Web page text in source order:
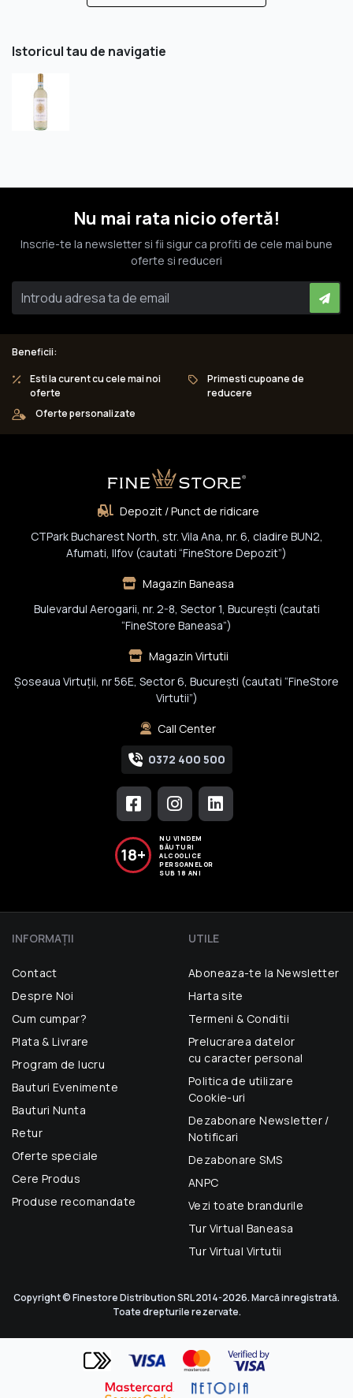
Istoricul tau de navigatie
Nu mai rata nicio ofertă!
Inscrie-te la newsletter si fii sigur ca profiti de cele mai bune
oferte si reduceri
Beneficii:
Esti la curent cu cele mai noi
oferte
Primesti cupoane de
reducere
Oferte personalizate
Depozit / Punct de ridicare
CTPark Bucharest North, str. Vila Ana, nr. 6, cladire BUN2,
Afumati, Ilfov (cautati “FineStore Depozit”)
Magazin Baneasa
Bulevardul Aerogarii, nr. 2-8, Sector 1, Bucureşti (cautati
“FineStore Baneasa”)
Magazin Virtutii
Șoseaua Virtuții, nr 56E, Sector 6, București (cautati “FineStore
Virtutii”)
Call Center
0372 400 500
18+
NU VINDEM
BĂUTURI
ALCOOLICE
PERSOANELOR
SUB 18 ANI
INFORMAŢII
Contact
Despre Noi
Cum cumpar?
Plata & Livrare
Program de lucru
Bauturi Evenimente
Bauturi Nunta
Retur
Oferte speciale
Cere Produs
Produse recomandate
UTILE
Aboneaza-te la Newsletter
Harta site
Termeni & Conditii
Prelucrarea datelor
cu caracter personal
Politica de utilizare
Cookie-uri
Dezabonare Newsletter /
Notificari
Dezabonare SMS
ANPC
Vezi toate brandurile
Tur Virtual Baneasa
Tur Virtual Virtutii
Copyright © Finestore Distribution SRL 2014-2026. Marcă inregistrată.
Toate drepturile rezervate.